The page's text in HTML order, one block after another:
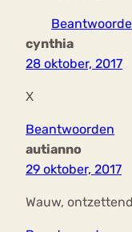
cynthia
28 oktober, 2017
X
Beantwoorden
autianno
29 oktober, 2017
Wauw,